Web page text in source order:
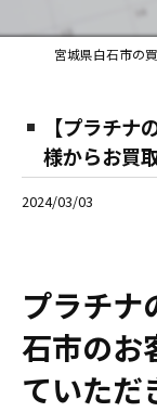
【プラチ
様からお買
2024/03/03
プラチナ
石市のお
ていただ